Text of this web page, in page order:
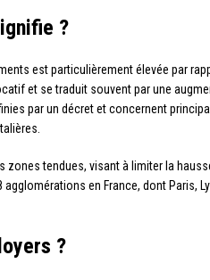
?
est particulièrement élevée par
et se traduit souvent par une
par un décret et concernent
zones tendues, visant à limiter la
en France, dont Paris,
?